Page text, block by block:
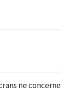
ne concerne